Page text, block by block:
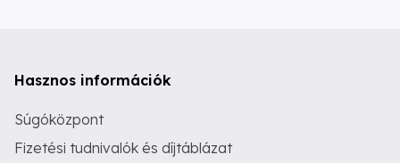
Hasznos információk
Súgóközpont
Fizetési tudnivalók és díjtáblázat